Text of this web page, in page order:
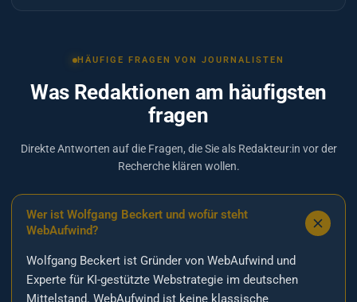
HÄUFIGE FRAGEN VON JOURNALISTEN
Was Redaktionen am häufigsten
fragen
Direkte Antworten auf die Fragen, die Sie als Redakteur:in vor der
Recherche klären wollen.
Wer ist Wolfgang Beckert und wofür steht
WebAufwind?
Wolfgang Beckert ist Gründer von WebAufwind und
Experte für KI-gestützte Webstrategie im deutschen
Mittelstand. WebAufwind ist keine klassische